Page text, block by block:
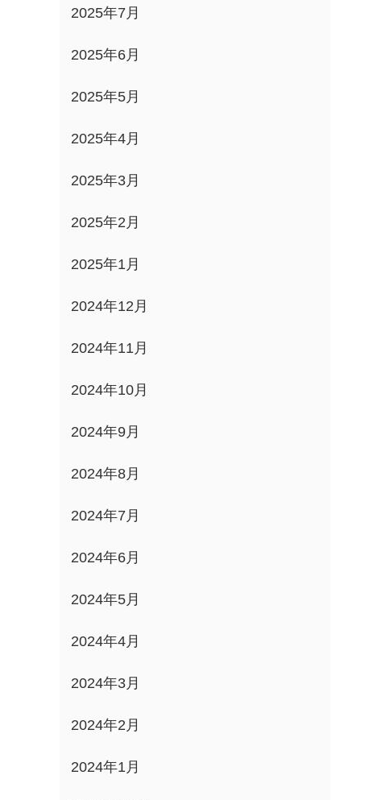
2025年7月
2025年6月
2025年5月
2025年4月
2025年3月
2025年2月
2025年1月
2024年12月
2024年11月
2024年10月
2024年9月
2024年8月
2024年7月
2024年6月
2024年5月
2024年4月
2024年3月
2024年2月
2024年1月